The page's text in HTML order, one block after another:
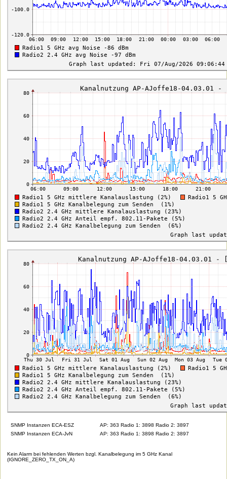
SNMP Instanzen ECA-ESZ
AP: 363 Radio 1: 3898 Radio 2: 3897
SNMP Instanzen ECA-JvN
AP: 363 Radio 1: 3898 Radio 2: 3897
Kein Alarm bei fehlenden Werten bzgl. Kanalbelegung im 5 GHz Kanal
(IGNORE_ZERO_TX_ON_A)